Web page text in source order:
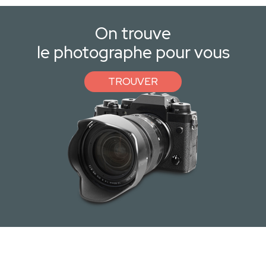
On trouve
le photographe pour vous
TROUVER